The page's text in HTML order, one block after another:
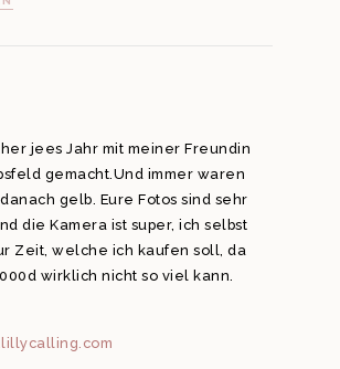
jees Jahr mit meiner Freundin
gemacht.Und immer waren
gelb. Eure Fotos sind sehr
die Kamera ist super, ich selbst
Zeit, welche ich kaufen soll, da
wirklich nicht so viel kann.